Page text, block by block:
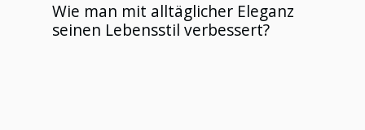
Wie man mit alltäglicher Eleganz
seinen Lebensstil verbessert?